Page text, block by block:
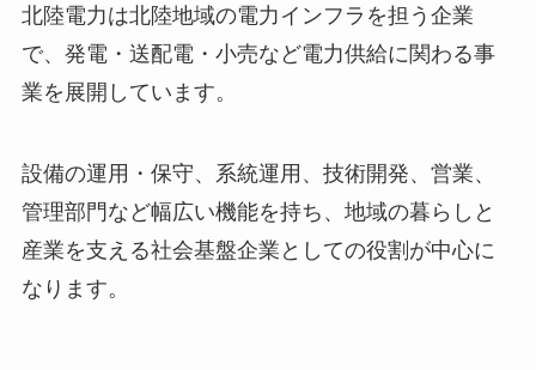
北陸電力は北陸地域の電力インフラを担う企業
で、発電・送配電・小売など電力供給に関わる事
業を展開しています。
設備の運用・保守、系統運用、技術開発、営業、
管理部門など幅広い機能を持ち、地域の暮らしと
産業を支える社会基盤企業としての役割が中心に
なります。